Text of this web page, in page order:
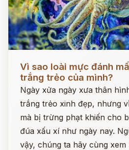
Vì sao loài mực đánh
trắng trẻo của mình?
Ngày xửa ngày xưa thân
trắng trẻo xinh đẹp, nhưng
mà bị trừng phạt khiến cho
đúa xấu xí như ngày nay.
vậy, chúng ta hãy cùng xem